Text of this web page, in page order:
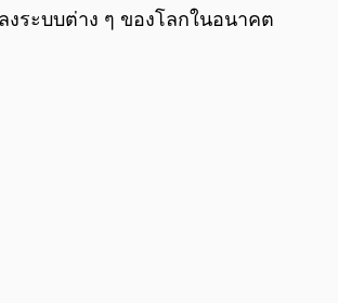
งระบบต่าง ๆ ของโลกในอนาคต